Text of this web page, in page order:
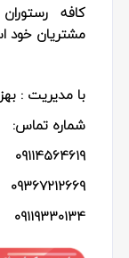
کافه
مشتریان خود
با مدیریت :
شماره تماس:
09114564619
09367212669
09119330134